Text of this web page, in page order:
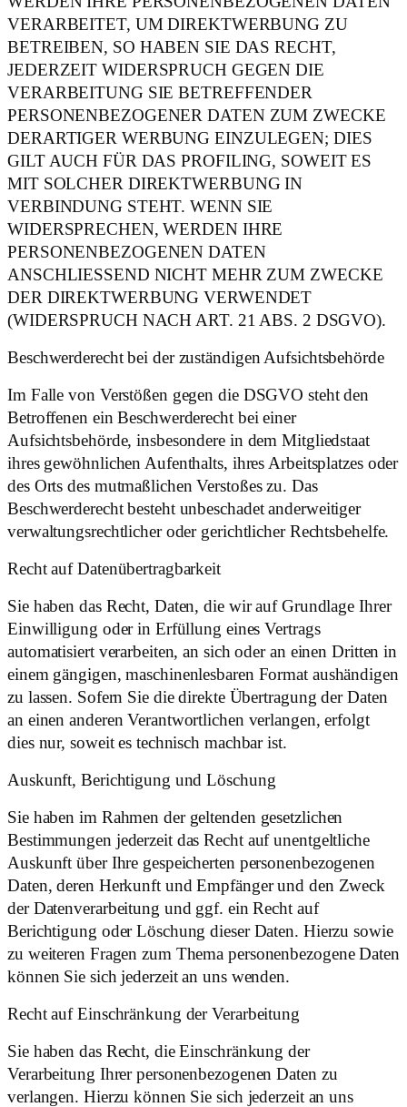
VERARBEITET, UM DIREKTWERBUNG ZU
BETREIBEN, SO HABEN SIE DAS RECHT,
JEDERZEIT WIDERSPRUCH GEGEN DIE
VERARBEITUNG SIE BETREFFENDER
PERSONENBEZOGENER DATEN ZUM ZWECKE
DERARTIGER WERBUNG EINZULEGEN; DIES
GILT AUCH FÜR DAS PROFILING, SOWEIT ES
MIT SOLCHER DIREKTWERBUNG IN
VERBINDUNG STEHT. WENN SIE
WIDERSPRECHEN, WERDEN IHRE
PERSONENBEZOGENEN DATEN
ANSCHLIESSEND NICHT MEHR ZUM ZWECKE
DER DIREKTWERBUNG VERWENDET
(WIDERSPRUCH NACH ART. 21 ABS. 2 DSGVO).
Beschwerde­recht bei der zuständigen Aufsichts­behörde
Im Falle von Verstößen gegen die DSGVO steht den
Betroffenen ein Beschwerderecht bei einer
Aufsichtsbehörde, insbesondere in dem Mitgliedstaat
ihres gewöhnlichen Aufenthalts, ihres Arbeitsplatzes oder
des Orts des mutmaßlichen Verstoßes zu. Das
Beschwerderecht besteht unbeschadet anderweitiger
verwaltungsrechtlicher oder gerichtlicher Rechtsbehelfe.
Recht auf Daten­übertrag­barkeit
Sie haben das Recht, Daten, die wir auf Grundlage Ihrer
Einwilligung oder in Erfüllung eines Vertrags
automatisiert verarbeiten, an sich oder an einen Dritten in
einem gängigen, maschinenlesbaren Format aushändigen
zu lassen. Sofern Sie die direkte Übertragung der Daten
an einen anderen Verantwortlichen verlangen, erfolgt
dies nur, soweit es technisch machbar ist.
Auskunft, Berichtigung und Löschung
Sie haben im Rahmen der geltenden gesetzlichen
Bestimmungen jederzeit das Recht auf unentgeltliche
Auskunft über Ihre gespeicherten personenbezogenen
Daten, deren Herkunft und Empfänger und den Zweck
der Datenverarbeitung und ggf. ein Recht auf
Berichtigung oder Löschung dieser Daten. Hierzu sowie
zu weiteren Fragen zum Thema personenbezogene Daten
können Sie sich jederzeit an uns wenden.
Recht auf Einschränkung der Verarbeitung
Sie haben das Recht, die Einschränkung der
Verarbeitung Ihrer personenbezogenen Daten zu
verlangen. Hierzu können Sie sich jederzeit an uns